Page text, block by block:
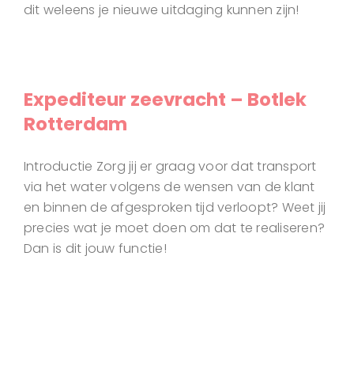
dit weleens je nieuwe uitdaging kunnen zijn!
Expediteur zeevracht – Botlek
Rotterdam
Introductie Zorg jij er graag voor dat transport
via het water volgens de wensen van de klant
en binnen de afgesproken tijd verloopt? Weet jij
precies wat je moet doen om dat te realiseren?
Dan is dit jouw functie!